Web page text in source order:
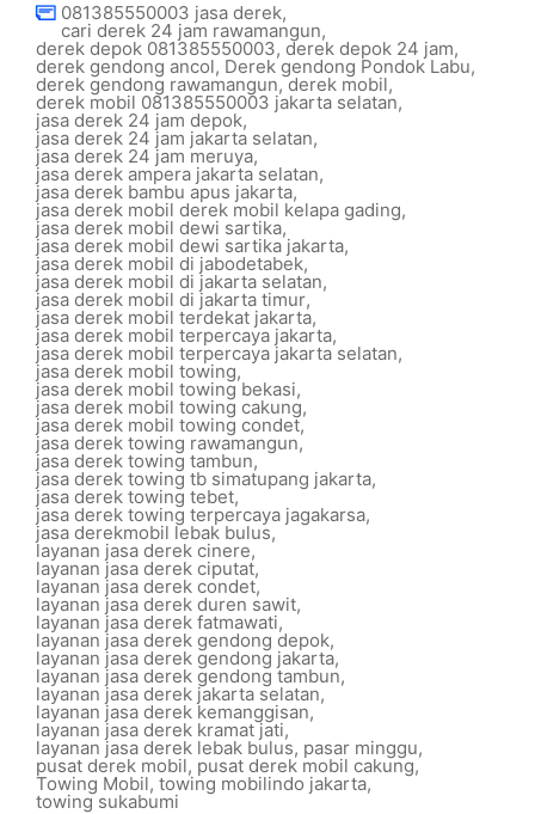
081385550003 jasa derek,
cari derek 24 jam rawamangun,
derek depok 081385550003, derek depok 24 jam,
derek gendong ancol, Derek gendong Pondok Labu,
derek gendong rawamangun,derek mobil,
derek mobil 081385550003 jakarta selatan,
jasa derek 24 jam depok,
jasa derek 24 jam jakarta selatan,
jasa derek 24 jam meruya,
jasa derek ampera jakarta selatan,
jasa derek bambu apus jakarta,
jasa derek mobil derek mobil kelapa gading,
jasa derek mobil dewi sartika,
jasa derek mobil dewi sartika jakarta,
jasa derek mobil di jabodetabek,
jasa derek mobil di jakarta selatan,
jasa derek mobil di jakarta timur,
jasa derek mobil terdekat jakarta,
jasa derek mobil terpercaya jakarta,
jasa derek mobil terpercaya jakarta selatan,
jasa derek mobil towing,
jasa derek mobil towing bekasi,
jasa derek mobil towing cakung,
jasa derek mobil towing condet,
jasa derek towing rawamangun,
jasa derek towing tambun,
jasa derek towing tb simatupang jakarta,
jasa derek towing tebet,
jasa derek towing terpercaya jagakarsa,
jasa derekmobil lebak bulus,
layanan jasa derek cinere,
layanan jasa derek ciputat,
layanan jasa derek condet,
layanan jasa derek duren sawit,
layanan jasa derek fatmawati,
layanan jasa derek gendong depok,
layanan jasa derek gendong jakarta,
layanan jasa derek gendong tambun,
layanan jasa derek jakarta selatan,
layanan jasa derek kemanggisan,
layanan jasa derek kramat jati,
layanan jasa derek lebak bulus, pasar minggu,
pusat derek mobil, pusat derek mobil cakung,
Towing Mobil, towing mobilindo jakarta,
towing sukabumi